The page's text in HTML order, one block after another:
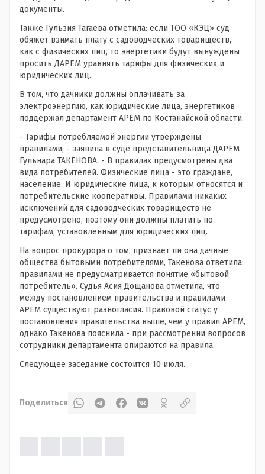
документы.
Также Гульзия Тагаева отметила: если ТОО «КЭЦ» суд
обяжет взимать плату с садоводческих товариществ,
как с физических лиц, то энергетики будут вынуждены
просить ДАРЕМ уравнять тарифы для физических и
юридических лиц.
В том, что дачники должны оплачивать за
электроэнергию, как юридические лица, энергетиков
поддержал департамент АРЕМ по Костанайской области.
- Тарифы потребляемой энергии утверждены
правилами, - заявила в суде представительница ДАРЕМ
Гульнара ТАКЕНОВА. - В правилах предусмотрены два
вида потребителей. Физические лица - это граждане,
население. И юридические лица, к которым относятся и
потребительские кооперативы. Правилами никаких
исключений для садоводческих товариществ не
предусмотрено, поэтому они должны платить по
тарифам, установленным для юридических лиц.
На вопрос прокурора о том, признает ли она дачные
общества бытовыми потребителями, Такенова ответила:
правилами не предусматривается понятие «бытовой
потребитель». Судья Асия Дощанова отметила, что
между постановлением правительства и правилами
АРЕМ существуют разногласия. Правовой статус у
постановления правительства выше, чем у правил АРЕМ,
однако Такенова пояснила - при рассмотрении вопросов
сотрудники департамента опираются на правила.
Следующее заседание состоится 10 июля.
Поделиться